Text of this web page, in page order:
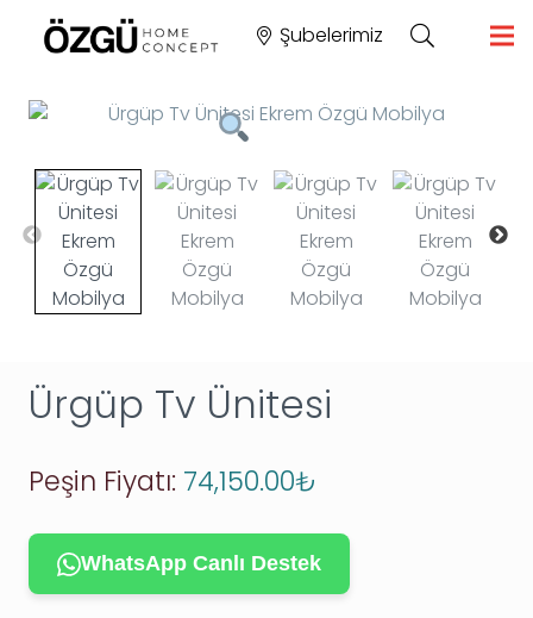
Şubelerimiz
Ürgüp Tv Ünitesi
Peşin Fiyatı: 74,150.00₺
WhatsApp Canlı Destek